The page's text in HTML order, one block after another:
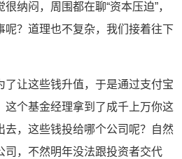
纳闷，周围都在聊“资本压迫”，
呢？道理也不复杂，我们接着往下
了让这些钱升值，于是通过支付宝
这个基金经理拿到了成千上万你这
去，这些钱投给哪个公司呢？自然
司，不然明年没法跟投资者交代